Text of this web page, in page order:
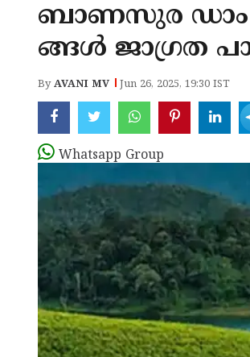
ബാണസുര ഡാം
ങ്ങൾ ജാഗ്രത
ByAVANI MV Jun 26, 2025, 19:30 IST
Whatsapp Group